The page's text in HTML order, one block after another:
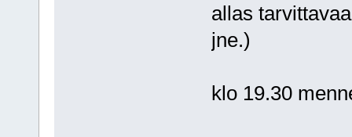
allas
jne.)
klo 19.30